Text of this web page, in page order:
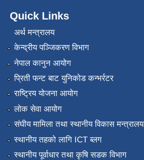
Quick Links
अर्थ मन्त्रालय
केन्द्रीय पञ्जिकरण विभाग
नेपाल कानुन आयोग
प्रिती फन्ट बाट युनिकोड कन्भर्रटर
राष्ट्रिय योजना आयोग
लोक सेवा आयोग
संघीय मामिला तथा स्थानीय विकास मन्त्रालय
स्थानीय तहको लागि ICT ब्लग
स्थानीय पूर्वाधार तथा कृषि सडक विभाग